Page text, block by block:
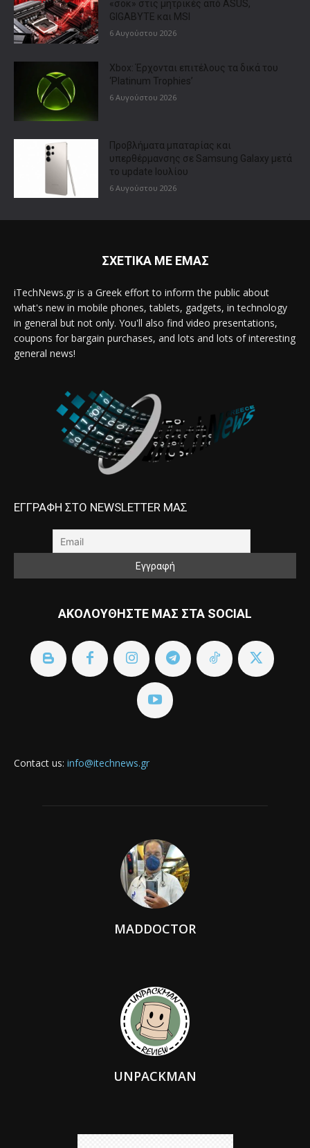
«σοκ» στις μητρικές από ASUS,
GIGABYTE και MSI
6 Αυγούστου 2026
Xbox: Έρχονται επιτέλους τα δικά του
‘Platinum Trophies’
6 Αυγούστου 2026
Προβλήματα μπαταρίας και
υπερθέρμανσης σε Samsung Galaxy μετά
το update Ιουλίου
6 Αυγούστου 2026
ΣΧΕΤΙΚΑ ΜΕ ΕΜΑΣ
iTechNews.gr is a Greek effort to inform the public about
what's new in mobile phones, tablets, gadgets, in technology
in general but not only. You'll also find video presentations,
coupons for bargain purchases, and lots and lots of interesting
general news!
ΕΓΓΡΑΦΗ ΣΤΟ NEWSLETTER ΜΑΣ
ΑΚΟΛΟΥΘΗΣΤΕ ΜΑΣ ΣΤΑ SOCIAL
Contact us: info@itechnews.gr
MADDOCTOR
UNPACKMAN